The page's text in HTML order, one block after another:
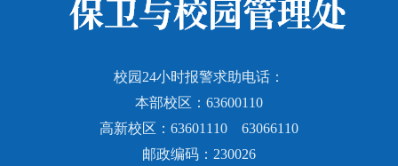
校园24小时报警求助电话：
本部校区：63600110
高新校区：63601110 63066110
邮政编码：230026